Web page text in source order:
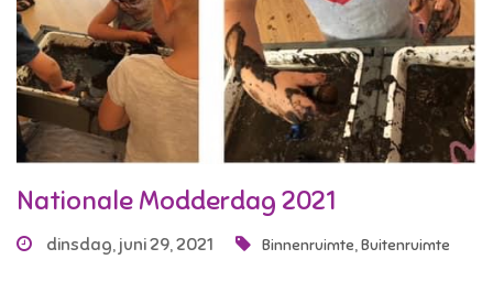
Nationale Modderdag 2021
dinsdag, juni 29, 2021 Binnenruimte,Buitenruimte